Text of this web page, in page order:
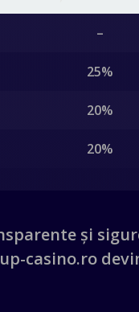
–
25%
20%
20%
și
casino.ro